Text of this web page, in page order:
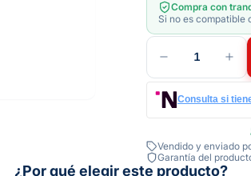
Compra con
Si no es compatible
1
Consulta si
Vendido y enviado
Garantía del
¿Por qué elegir este producto?